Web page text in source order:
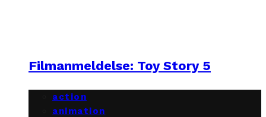
Filmanmeldelse: Toy Story 5
action
animation